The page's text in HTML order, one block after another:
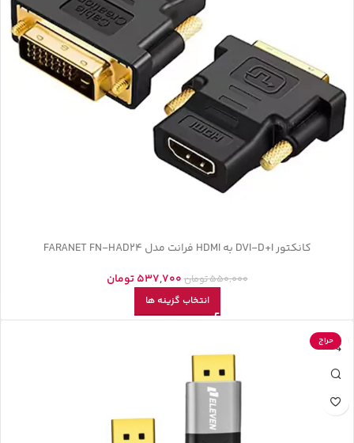
کانکتور DVI-D+I به HDMI فرانت مدل FARANET FN-HAD24
550,000تومان537,700 تومان
انتخاب گزینه ها
حراج